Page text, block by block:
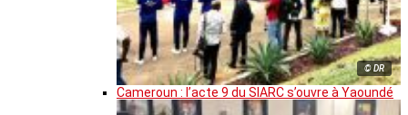
© DR
Cameroun : l’acte 9 du SIARC s’ouvre à Yaoundé